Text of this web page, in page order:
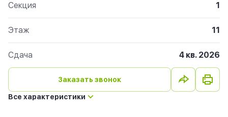
Секция 1
Этаж 11
Сдача 4 кв. 2026
Заказать звонок
Все характеристики